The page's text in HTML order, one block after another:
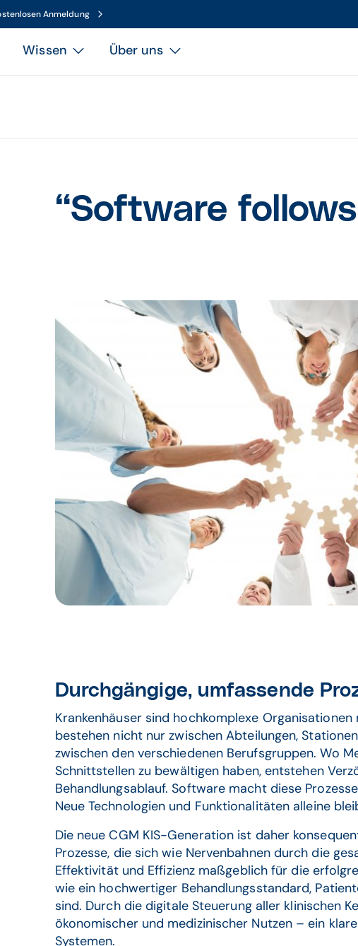
Anmeldung
Wissen Über uns
“Software
Durchgängige, umfassende
Krankenhäuser sind hochkomplexe
bestehen nicht nur zwischen Abteilungen,
zwischen den verschiedenen Berufsgruppen. Wo
Schnittstellen zu bewältigen haben, entstehen
Behandlungsablauf. Software macht diese
Neue Technologien und Funktionalitäten alleine
Die neue CGM KIS-Generation ist daher
Prozesse, die sich wie Nervenbahnen durch die
Effektivität und Effizienz maßgeblich für die
wie ein hochwertiger Behandlungsstandard,
sind. Durch die digitale Steuerung aller klinischen
ökonomischer und medizinischer Nutzen – ein
Systemen.